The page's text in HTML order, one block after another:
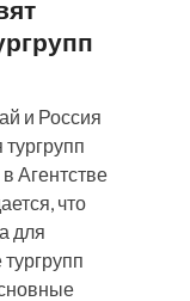
и Россия
Агентстве
что
для